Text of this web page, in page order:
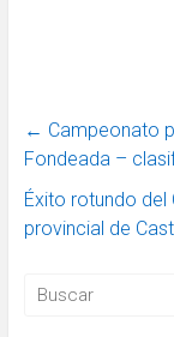
← Campeonato
Fondeada –
Éxito rotundo del
provincial de